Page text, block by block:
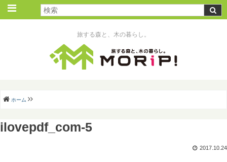
旅する森と、木の暮らし。
ホーム
ilovepdf_com-5
2017.10.24